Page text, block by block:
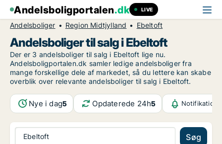
Andelsboligportalen.dk LIVE
Andelsboliger Region Midtjylland Ebeltoft
Andelsboliger til salg i Ebeltoft
Der er 3 andelsboliger til salg i Ebeltoft lige nu.
Andelsboligportalen.dk samler ledige andelsboliger fra
mange forskellige dele af markedet, så du lettere kan skabe
overblik over relevante andelsboliger til salg i Ebeltoft.
Nye i dag5 Opdaterede 24h5
Ebeltoft Søg